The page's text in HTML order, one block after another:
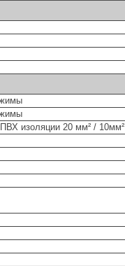
изоляции 20 мм² / 10мм²